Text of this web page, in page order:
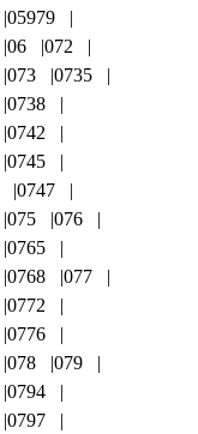
05979
06
072
073
0735
0738
0742
0745
0747
075
076
0765
0768
077
0772
0776
078
079
0794
0797